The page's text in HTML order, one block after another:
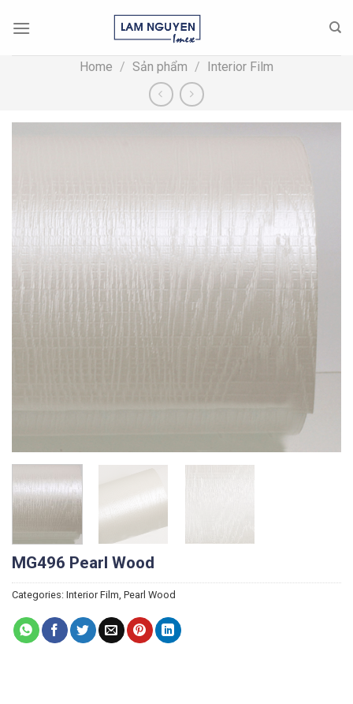
Home / Sản phẩm / Interior Film
MG496 Pearl Wood
Categories: Interior Film Pearl Wood